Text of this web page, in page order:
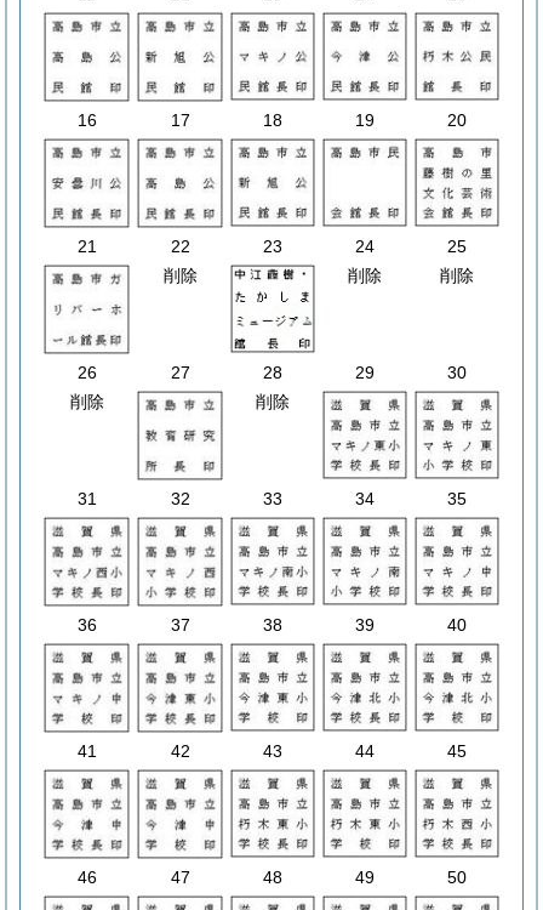
16 17 18 19 20
21 22 23 24
25
削除
削除 削除
26 27 28 29
30
削除
削除
31 32 33 34 35
36 37 38 39 40
41 42 43 44 45
46 47 48 49 50